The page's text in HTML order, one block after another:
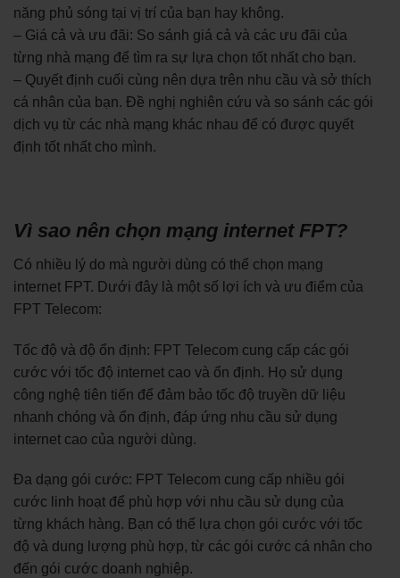
năng phủ sóng tại vị trí của bạn hay không.
– Giá cả và ưu đãi: So sánh giá cả và các ưu đãi của
từng nhà mạng để tìm ra sự lựa chọn tốt nhất cho bạn.
– Quyết định cuối cùng nên dựa trên nhu cầu và sở thích
cá nhân của bạn. Đề nghị nghiên cứu và so sánh các gói
dịch vụ từ các nhà mạng khác nhau để có được quyết
định tốt nhất cho mình.
Vì sao nên chọn mạng internet FPT?
Có nhiều lý do mà người dùng có thể chọn mạng
internet FPT. Dưới đây là một số lợi ích và ưu điểm của
FPT Telecom:
Tốc độ và độ ổn định: FPT Telecom cung cấp các gói
cước với tốc độ internet cao và ổn định. Họ sử dụng
công nghệ tiên tiến để đảm bảo tốc độ truyền dữ liệu
nhanh chóng và ổn định, đáp ứng nhu cầu sử dụng
internet cao của người dùng.
Đa dạng gói cước: FPT Telecom cung cấp nhiều gói
cước linh hoạt để phù hợp với nhu cầu sử dụng của
từng khách hàng. Bạn có thể lựa chọn gói cước với tốc
độ và dung lượng phù hợp, từ các gói cước cá nhân cho
đến gói cước doanh nghiệp.